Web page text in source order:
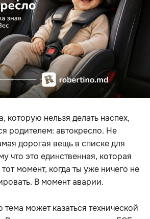
которую нельзя делать наспех,
родителем: автокресло. Не
дорогая вещь в списке для
что это единственная, которая
момент, когда ты уже ничего не
В момент аварии.
может казаться технической